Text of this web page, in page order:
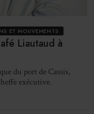
ET MOUVEMENTS
Liautaud à
du port de Cassis,
exécutive.